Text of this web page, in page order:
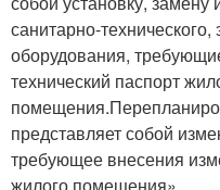
санитарно-технического,
оборудования,
технический паспорт
представляет собой
требующее внесения
жилого помещения».